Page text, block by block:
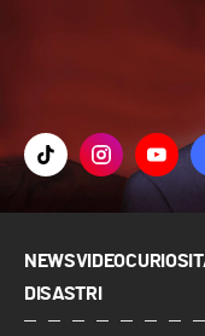
NEWSVIDEO
DISASTRI